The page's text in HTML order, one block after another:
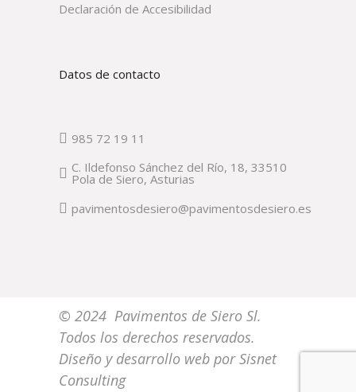
Declaración de Accesibilidad
Datos de contacto
985 72 19 11
C. Ildefonso Sánchez del Río, 18, 33510
Pola de Siero, Asturias
pavimentosdesiero@pavimentosdesiero.es
© 2024 Pavimentos de Siero Sl.
Todos los derechos reservados.
Diseño y desarrollo web porSisnet
Consulting